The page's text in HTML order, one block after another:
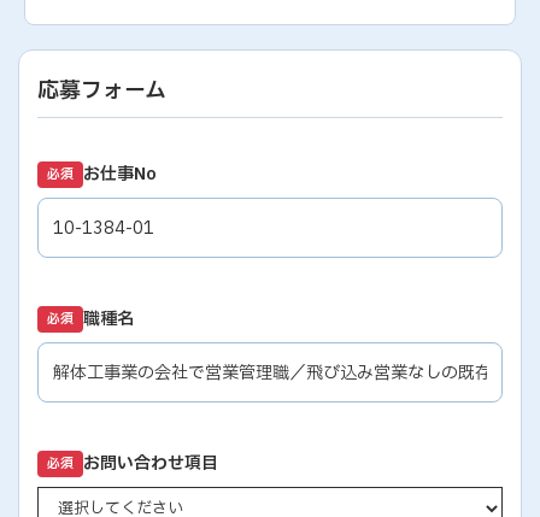
応募フォーム
必須 お仕事No
必須 職種名
必須 お問い合わせ項目